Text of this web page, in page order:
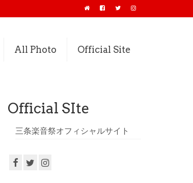
All Photo Official Site
Official SIte
三条楽音祭オフィシャルサイト